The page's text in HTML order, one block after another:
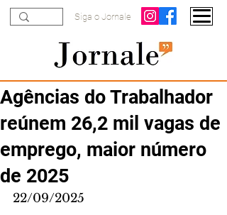
Siga o Jornale
Agências do Trabalhador
reúnem 26,2 mil vagas de
emprego, maior número
de 2025
22/09/2025